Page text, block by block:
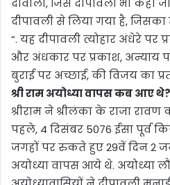
दीवाली, जिसे दीपावली भी कहा
दीपावली से लिया गया है, जिसका
“. यह दीपावली त्योहार अंधेरे पर
और अंधकार पर प्रकाश, अन्याय
बुराई पर अच्छाई, की विजय का
श्री राम अयोध्या वापस कब आए थे?
श्रीराम ने श्रीलंका के राजा
पहले, 4 दिसंबर 5076 ईसा पूर्व
जगहों पर रुकते हुए 29वें दिन 2
अयोध्या वापस आये थे. अयोध्या